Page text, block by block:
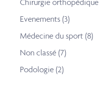
Evenements (3)
Médecine du sport (8)
Non classé (7)
Podologie (2)